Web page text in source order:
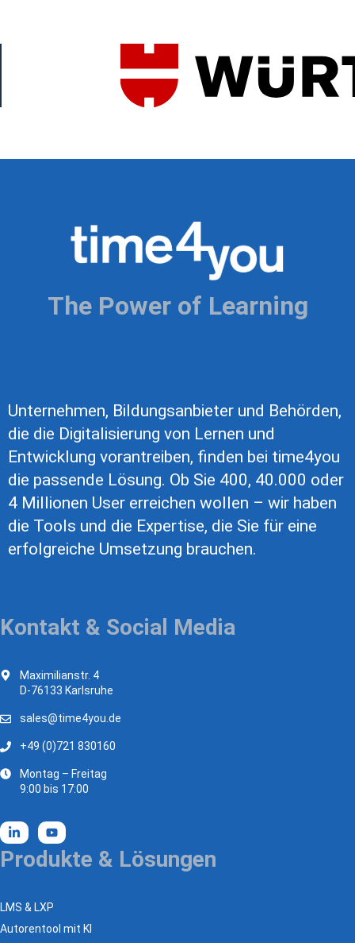
The Power of Learning
Unternehmen, Bildungsanbieter und Behörden,
die die Digitalisierung von Lernen und
Entwicklung vorantreiben, finden bei time4you
die passende Lösung. Ob Sie 400, 40.000 oder
4 Millionen User erreichen wollen – wir haben
die Tools und die Expertise, die Sie für eine
erfolgreiche Umsetzung brauchen.
Kontakt & Social Media
Maximilianstr. 4
D-76133 Karlsruhe
sales@time4you.de
+49 (0)721 830160
Montag – Freitag
9:00 bis 17:00
Produkte & Lösungen
LMS & LXP
Autorentool mit KI